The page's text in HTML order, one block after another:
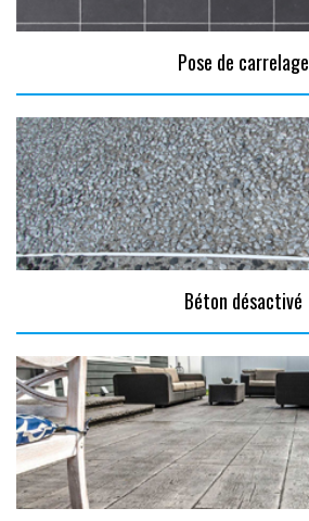
Pose de carrelage
Béton désactivé